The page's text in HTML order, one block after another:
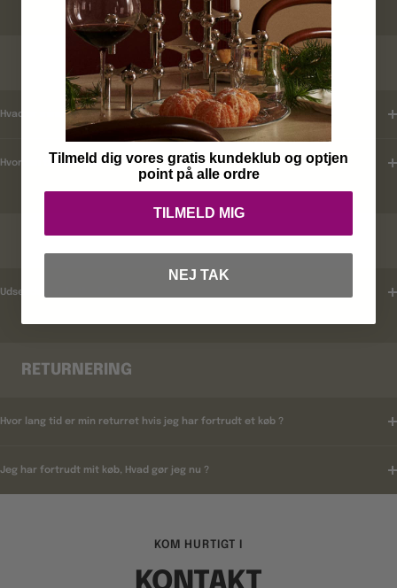
KUNDEKLUB
Hvad er mine fordele ?
Hvordan tilmelder jeg mig ?
RABATKODER
Udsender i rabatkoder ?
RETURNERING
Hvor lang tid er min returret hvis jeg har fortrudt et køb ?
Jeg har fortrudt mit køb, Hvad gør jeg nu ?
KOM HURTIGT I
Tilmeld dig vores gratis kundeklub og optjen
point på alle ordre
TILMELD MIG
NEJ TAK